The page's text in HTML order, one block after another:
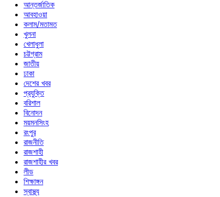
আন্তর্জাতিক
আবহাওয়া
কলাম/মতামত
খুলনা
খেলাধুলা
চট্টগ্রাম
জাতীয়
ঢাকা
দেশের খবর
প্রযুক্তি
বরিশাল
বিনোদন
ময়মনসিংহ
রংপুর
রাজনীতি
রাজশাহী
রাজশাহীর খবর
লীড
শিক্ষাঙ্গন
স্বাস্থ্য